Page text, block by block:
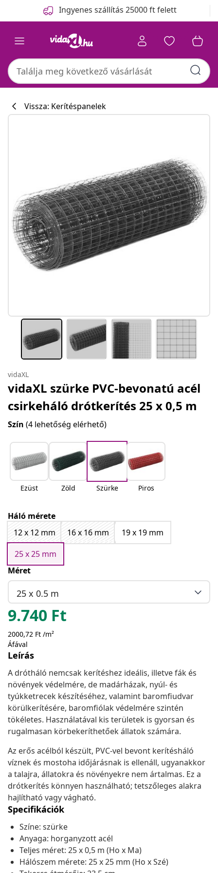
Ingyenes szállítás 25000 ft felett
Vissza: Kerítéspanelek
vidaXL
vidaXL szürke PVC-bevonatú acél
csirkeháló drótkerítés 25 x 0,5 m
Szín (4 lehetőség elérhető)
Ezüst Zöld Szürke Piros
Háló mérete
12 x 12 mm
16 x 16 mm
19 x 19 mm
25 x 25 mm
Méret
25 x 0.5 m
9.740 Ft
2000,72 Ft /m²
Áfával
Leírás
A drótháló nemcsak kerítéshez ideális, illetve fák és
növények védelmére, de madárházak, nyúl- és
tyúkketrecek készítéséhez, valamint baromfiudvar
körülkerítésére, baromfiólak védelmére szintén
tökéletes. Használatával kis területek is gyorsan és
rugalmasan körbekeríthetőek állatok számára.
Az erős acélból készült, PVC-vel bevont kerítésháló
víznek és mostoha időjárásnak is ellenáll, ugyanakkor
a talajra, állatokra és növényekre nem ártalmas. Ez a
drótkerítés könnyen használható; tetszőleges alakra
hajlítható vagy vágható.
Specifikációk
Színe: szürke
Anyaga: horganyzott acél
Teljes méret: 25 x 0,5 m (Ho x Ma)
Hálószem mérete: 25 x 25 mm (Ho x Szé)